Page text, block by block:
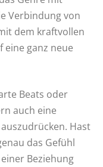
Verbindung von
dem kraftvollen
eine ganz neue
Beats oder
auch eine
Hast
das Gefühl
Beziehung